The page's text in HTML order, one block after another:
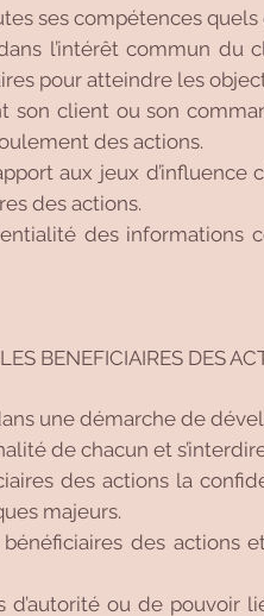
ses compétences
l’intérêt commun
pour atteindre les
son client ou son
des actions.
aux jeux
des actions.
des informations
BENEFICIAIRES DES
une démarche de
de chacun et
des actions la
majeurs.
bénéficiaires des
d’autorité ou de pouvoir